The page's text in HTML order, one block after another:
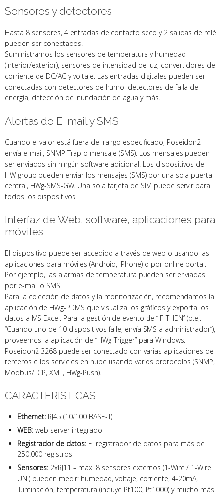
Sensores y detectores
Hasta 8 sensores, 4 entradas de contacto seco y 2 salidas de relé
pueden ser conectados.
Suministramos los sensores de temperatura y humedad
(interior/exterior), sensores de intensidad de luz, convertidores de
corriente de DC/AC y voltaje. Las entradas digitales pueden ser
conectadas con detectores de humo, detectores de falla de
energía, detección de inundación de agua y más.
Alertas de E-mail y SMS
Cuando el valor está fuera del rango especificado, Poseidon2
envía e-mail, SNMP Trap o mensaje (SMS). Los mensajes pueden
ser enviados sin ningún software adicional. Los dispositivos de
HW group pueden enviar los mensajes (SMS) por una sola puerta
central, HWg-SMS-GW. Una sola tarjeta de SIM puede servir para
todos los dispositivos.
Interfaz de Web, software, aplicaciones para
móviles
El dispositivo puede ser accedido a través de web o usando las
aplicaciones para móviles (Android, iPhone) o por online portal.
Por ejemplo, las alarmas de temperatura pueden ser enviadas
por e-mail o SMS.
Para la colección de datos y la monitorización, recomendamos la
aplicación de HWg-PDMS que visualiza los gráficos y exporta los
datos a MS Excel. Para la gestión de evento de “IF-THEN” (p.ej.
“Cuando uno de 10 dispositivos falle, envía SMS a administrador”),
proveemos la aplicación de “HWg-Trigger” para Windows.
Poseidon2 3268 puede ser conectado con varias aplicaciones de
terceros o los servicios en nube usando varios protocolos (SNMP,
Modbus/TCP, XML, HWg-Push).
CARACTERISTICAS
Ethernet: RJ45 (10/100 BASE-T)
WEB: web server integrado
Registrador de datos: El registrador de datos para más de
250.000 registros
Sensores: 2xRJ11 – max. 8 sensores externos (1-Wire / 1-Wire
UNI) pueden medir: humedad, voltaje, corriente, 4-20mA,
iluminación, temperatura (incluye Pt100, Pt1000) y mucho más